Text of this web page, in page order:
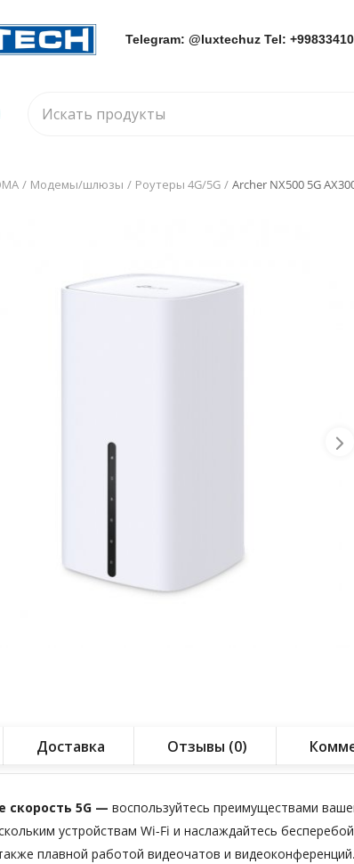
Telegram: @luxtechuz Tel:
Модемы/шлюзы Роутеры 4G/5G Archer NX500 5G
Доставка Отзывы (0)
скорость 5G — воспользуйтесь преимуществами
устройствам Wi-Fi и наслаждайтесь
плавной работой видеочатов и видеоконференций.